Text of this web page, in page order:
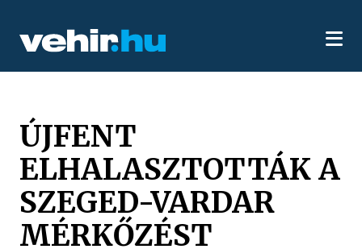
ÚJFENT
ELHALASZTOTTÁK A
SZEGED-VARDAR
MÉRKŐZÉST